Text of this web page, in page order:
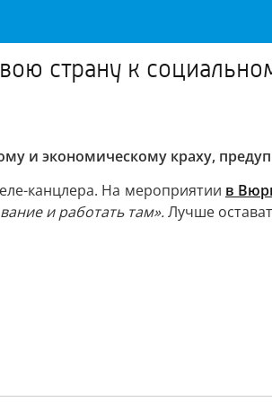
страну к
и экономическому краху,
канцлера. На мероприятии в
и работать там».Лучше